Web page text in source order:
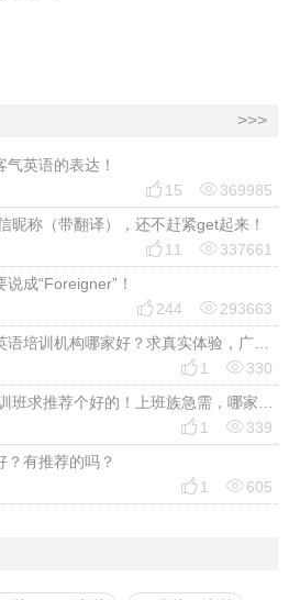
>>>
英语的表达！
 15 369985
昵称（带翻译），还不赶紧get起来！
 11 337661
成“Foreigner”！
 244 293663
想给职场充电，郑州的成人英语培训机构哪家好？求真实体验，广告勿扰，感谢！
 1 330
2026年在线商务英语口语培训班求推荐个好的！上班族急需，哪家好？
 1 339
？有推荐的吗？
 1 605